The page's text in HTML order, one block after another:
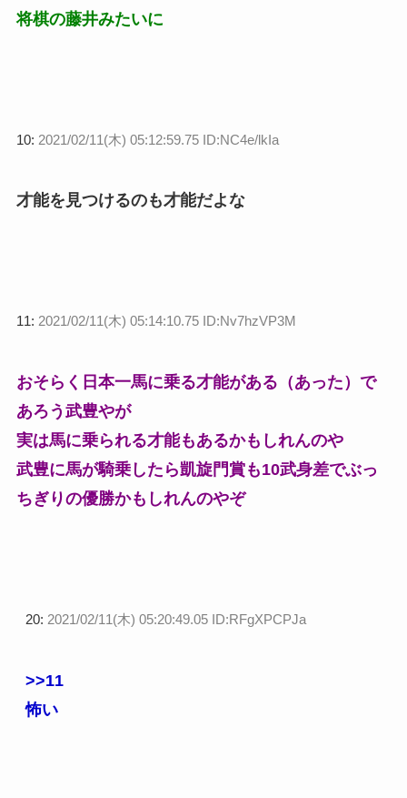
将棋の藤井みたいに
10: 2021/02/11(木) 05:12:59.75 ID:NC4e/lkIa
才能を見つけるのも才能だよな
11: 2021/02/11(木) 05:14:10.75 ID:Nv7hzVP3M
おそらく日本一馬に乗る才能がある（あった）で
あろう武豊やが
実は馬に乗られる才能もあるかもしれんのや
武豊に馬が騎乗したら凱旋門賞も10武身差でぶっ
ちぎりの優勝かもしれんのやぞ
20: 2021/02/11(木) 05:20:49.05 ID:RFgXPCPJa
>>11
怖い